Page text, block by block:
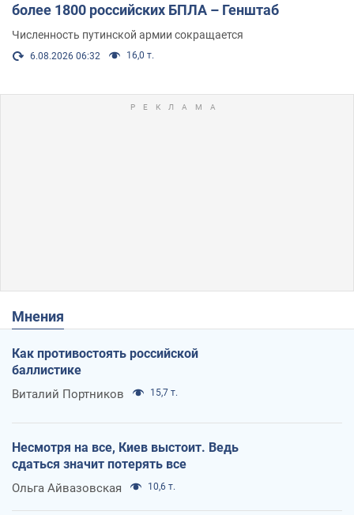
более 1800 российских БПЛА – Генштаб
Численность путинской армии сокращается
6.08.2026 06:32 16,0 т.
Мнения
Как противостоять российской
баллистике
Виталий Портников 15,7 т.
Несмотря на все, Киев выстоит. Ведь
сдаться значит потерять все
Ольга Айвазовская 10,6 т.